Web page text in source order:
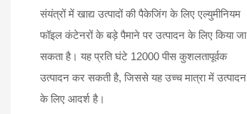
संयंत्रों में खाद्य उत्पादों की पैकेजिंग के लिए एल्युमीनियम
फॉइल कंटेनरों के बड़े पैमाने पर उत्पादन के लिए किया जा
सकता है। यह प्रति घंटे 12000 पीस कुशलतापूर्वक
उत्पादन कर सकती है, जिससे यह उच्च मात्रा में उत्पादन
के लिए आदर्श है।